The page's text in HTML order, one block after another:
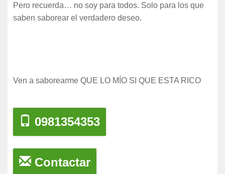
Pero recuerda… no soy para todos. Solo para los que
saben saborear el verdadero deseo.
Ven a saborearme QUE LO MÍO SI QUE ESTA RICO
0981354353
Contactar